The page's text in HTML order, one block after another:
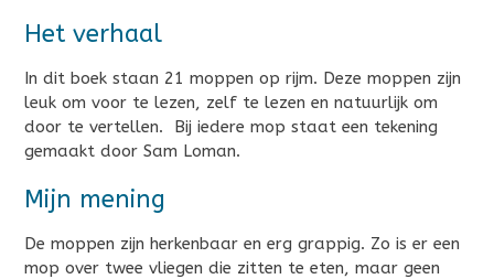
Het verhaal
In dit boek staan 21 moppen op rijm. Deze moppen zijn
leuk om voor te lezen, zelf te lezen en natuurlijk om
door te vertellen. Bij iedere mop staat een tekening
gemaakt door Sam Loman.
Mijn mening
De moppen zijn herkenbaar en erg grappig. Zo is er een
mop over twee vliegen die zitten te eten, maar geen